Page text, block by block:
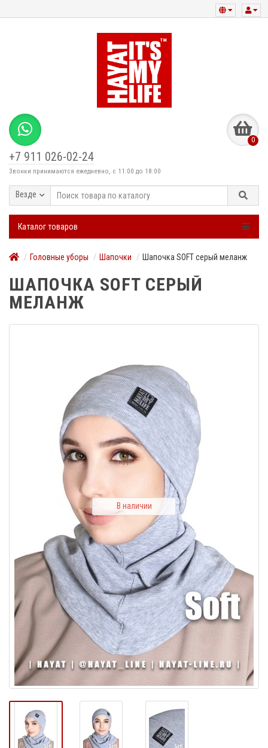
+7 911 026-02-24
Звонки принимаются ежедневно, с 11:00 до 18:00
0
Везде
Каталог товаров
Головные уборы Шапочки Шапочка SOFT серый меланж
ШАПОЧКА SOFT СЕРЫЙ
МЕЛАНЖ
В наличии